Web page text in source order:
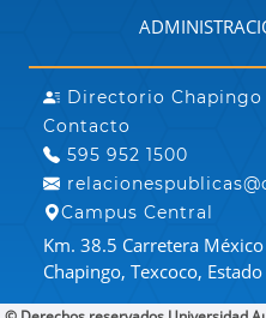
Directorio Chapingo
Contacto
595 952 1500
Campus Central
Km. 38.5 Carretera
Chapingo, Texcoco,